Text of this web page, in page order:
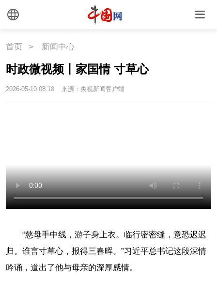
首页 > 新闻中心
时政微视频丨家国情 寸草心
2026-05-10 08:18 来源：央视新闻客户端
“慈母手中线，游子身上衣。临行密密缝，意恐迟迟
归。谁言寸草心，报得三春晖。”习近平总书记这段深情
吟诵，道出了他与母亲的深厚感情。